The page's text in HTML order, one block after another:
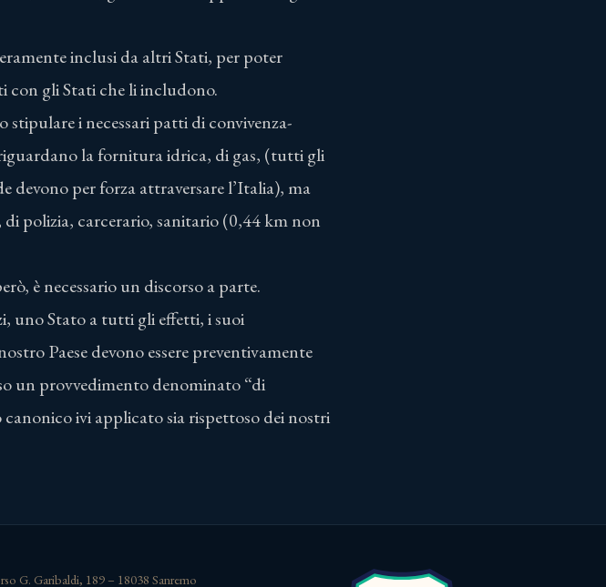
inclusi da altri Stati, per poter
con gli Stati che li includono.
i necessari patti di convivenza-
la fornitura idrica, di gas, (tutti gli
devono per forza attraversare l’Italia), ma
polizia, carcerario, sanitario (0,44 km non
è necessario un discorso a parte.
uno Stato a tutti gli effetti, i suoi
Paese devono essere preventivamente
un provvedimento denominato “di
ivi applicato sia rispettoso dei nostri
G. Garibaldi, 189 – 18038 Sanremo